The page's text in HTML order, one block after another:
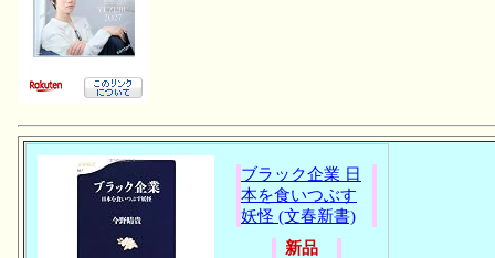
ブラック企業 日
本を食いつぶす
妖怪 (文春新書)
新品